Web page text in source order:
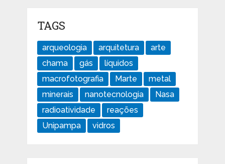
TAGS
arqueologia arquitetura
arte
chama
gás
líquidos
macrofotografia
Marte
metal
minerais
nanotecnologia
Nasa
radioatividade
reações
Unipampa
vidros